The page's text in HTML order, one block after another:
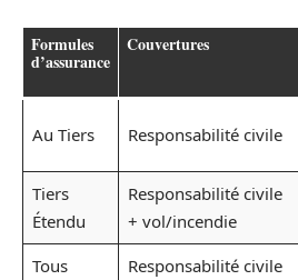
Formules
d’assurance
Couvertures
Au Tiers Responsabilité civile
Tiers
Étendu
Responsabilité civile
+ vol/incendie
Tous
Responsabilité civile